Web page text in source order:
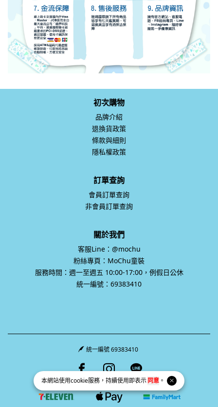
本網站使用cookie服務，持續使用即表示同意 。
初次購物
品牌介紹
退換貨政策
條款與細則
隱私權政策
訂單查詢
會員訂單查詢
非會員訂單查詢
關於我們
客服Line：@mochu
粉絲專頁：MoChu童裝
服務時間：週一至週五 10:00-17:00，例假日公休
統一編號：69383410
統一編號 69383410
Facebook page
Instagram page
Line page